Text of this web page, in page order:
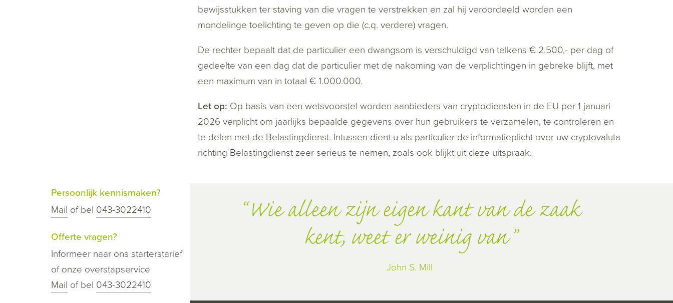
bewijsstukken ter staving van die vragen te verstrekken en zal hij veroordeeld worden een
mondelinge toelichting te geven op die (c.q. verdere) vragen.
De rechter bepaalt dat de particulier een dwangsom is verschuldigd van telkens € 2.500,- per dag of
gedeelte van een dag dat de particulier met de nakoming van de verplichtingen in gebreke blijft, met
een maximum van in totaal € 1.000.000.
Let op: Op basis van een wetsvoorstel worden aanbieders van cryptodiensten in de EU per 1 januari
2026 verplicht om jaarlijks bepaalde gegevens over hun gebruikers te verzamelen, te controleren en
te delen met de Belastingdienst. Intussen dient u als particulier de informatieplicht over uw cryptovaluta
richting Belastingdienst zeer serieus te nemen, zoals ook blijkt uit deze uitspraak.
Persoonlijk kennismaken?
Mail of bel 043-3022410
Offerte vragen?
Informeer naar ons starterstarief
of onze overstapservice
Mail of bel 043-3022410
Wie alleen zijn eigen kant van de zaak
kent, weet er weinig van
John S. Mill